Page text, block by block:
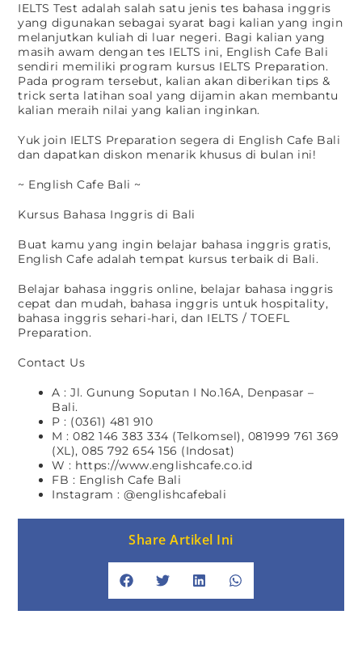
IELTS Test adalah salah satu jenis tes bahasa inggris
yang digunakan sebagai syarat bagi kalian yang ingin
melanjutkan kuliah di luar negeri. Bagi kalian yang
masih awam dengan tes IELTS ini, English Cafe Bali
sendiri memiliki program kursus IELTS Preparation.
Pada program tersebut, kalian akan diberikan tips &
trick serta latihan soal yang dijamin akan membantu
kalian meraih nilai yang kalian inginkan.
Yuk join IELTS Preparation segera di English Cafe Bali
dan dapatkan diskon menarik khusus di bulan ini!
~ English Cafe Bali ~
Kursus Bahasa Inggris di Bali
Buat kamu yang ingin belajar bahasa inggris gratis,
English Cafe adalah tempat kursus terbaik di Bali.
Belajar bahasa inggris online, belajar bahasa inggris
cepat dan mudah, bahasa inggris untuk hospitality,
bahasa inggris sehari-hari, dan IELTS / TOEFL
Preparation.
Contact Us
A : Jl. Gunung Soputan I No.16A, Denpasar –
Bali.
P : (0361) 481 910
M : 082 146 383 334 (Telkomsel), 081999 761 369
(XL), 085 792 654 156 (Indosat)
W : https://www.englishcafe.co.id
FB : English Cafe Bali
Instagram : @englishcafebali
Share Artikel Ini